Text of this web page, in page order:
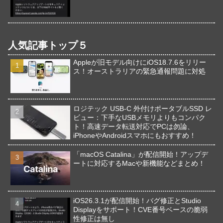
人気記事トップ５
Appleが旧モデル向けにiOS18.7.6をリリー
ス！オーストラリアの緊急通報問題に対処
ロジテック USB-C 外付けポータブルSSD レ
ビュー：下手なUSBメモリよりもコンパク
ト！高速データ転送対応でPCは勿論、
iPhoneやAndroidスマホにもおすすめ！
「macOS Catalina」が配信開始！アップデ
ートに対応するMacや新機能などまとめ！
iOS26.3.1が配信開始！バグ修正とStudio
Displayをサポート！CVE番号ベースの脆弱
性修正は無し